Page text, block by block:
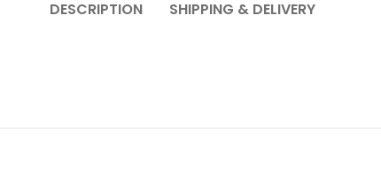
DESCRIPTION SHIPPING & DELIVERY